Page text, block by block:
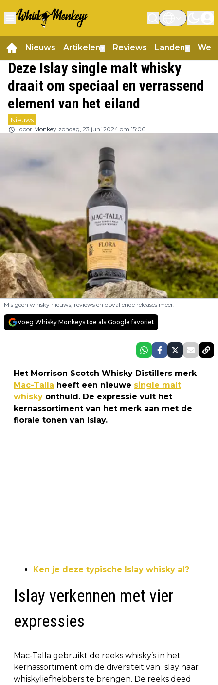
Nieuws Artikelen Reviews Landen
Deze Islay single malt whisky
draait om speciaal en verrassend
element van het eiland
Nieuws
door Monkey zondag, 23 juni 2024 om 15:00
Mis geen whisky nieuws, reviews en opvallende releases meer.
Voeg Whisky Monkeys toe als Google favoriet
Het Morrison Scotch Whisky Distillers merk
Mac-Talla heeft een nieuwe single malt
whisky onthuld. De expressie vult het
kernassortiment van het merk aan met de
florale tonen van Islay.
Ken je deze typische Islay whisky al?
Islay verkennen met vier
expressies
Mac-Talla gebruikt de reeks whisky’s in het
kernassortiment om de diversiteit van Islay naar
whiskyliefhebbers te brengen. De reeks deed